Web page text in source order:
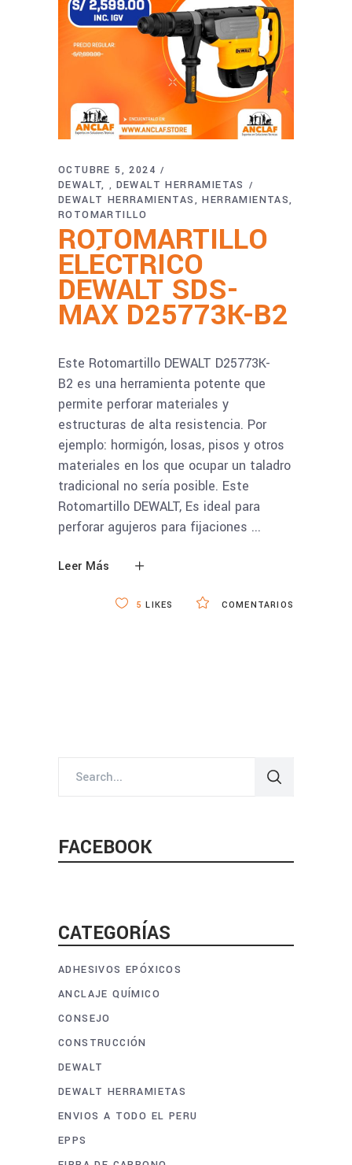
OCTUBRE 5, 2024
DEWALT
, DEWALT HERRAMIETAS
DEWALT HERRAMIENTAS
HERRAMIENTAS
ROTOMARTILLO
ROTOMARTILLO
ELÉCTRICO
DEWALT SDS-
MAX D25773K-B2
Este Rotomartillo DEWALT D25773K-
B2 es una herramienta potente que
permite perforar materiales y
estructuras de alta resistencia. Por
ejemplo: hormigón, losas, pisos y otros
materiales en los que ocupar un taladro
tradicional no sería posible. Este
Rotomartillo DEWALT, Es ideal para
perforar agujeros para fijaciones
Leer Más
COMENTARIOS
5 LIKES
FACEBOOK
CATEGORÍAS
ADHESIVOS EPÓXICOS
ANCLAJE QUÍMICO
CONSEJO
CONSTRUCCIÓN
DEWALT
DEWALT HERRAMIETAS
ENVIOS A TODO EL PERU
EPPS